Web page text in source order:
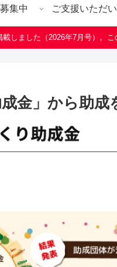
集中 ご支援いただ
しました（2026年7月号）。
金」から助成